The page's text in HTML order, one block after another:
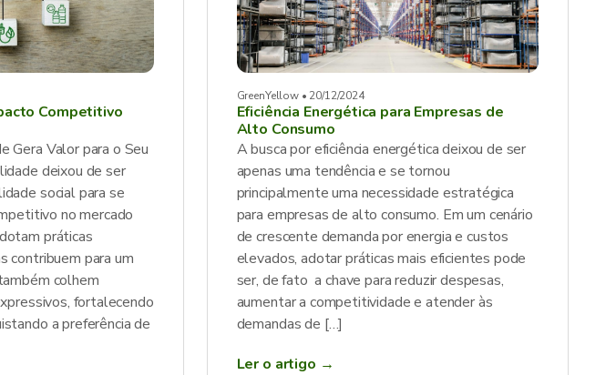
Competitivo
Gera Valor para o Seu
deixou de ser
social para se
no mercado
práticas
contribuem para um
colhem
fortalecendo
a preferência de
GreenYellow • 20/12/2024
Eficiência Energética para Empresas de
Alto Consumo
A busca por eficiência energética deixou de ser
apenas uma tendência e se tornou
principalmente uma necessidade estratégica
para empresas de alto consumo. Em um cenário
de crescente demanda por energia e custos
elevados, adotar práticas mais eficientes pode
ser, de fato a chave para reduzir despesas,
aumentar a competitividade e atender às
demandas de […]
Ler o artigo →